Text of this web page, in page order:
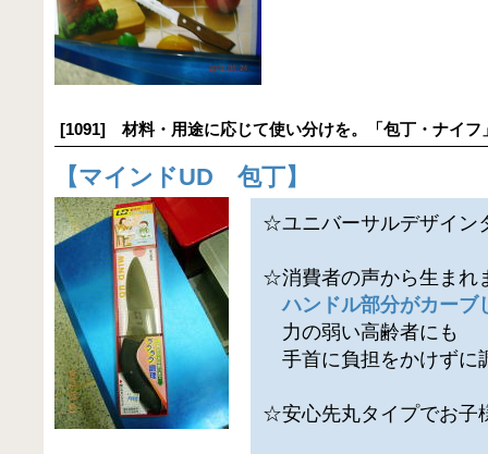
[1091] 材料・用途に応じて使い分けを。「包丁・ナイフ
【マインドUD 包丁】
☆ユニバーサルデザイン
☆消費者の声から生まれ
ハンドル部分がカーブ
力の弱い高齢者にも
手首に負担をかけずに
☆安心先丸タイプでお子